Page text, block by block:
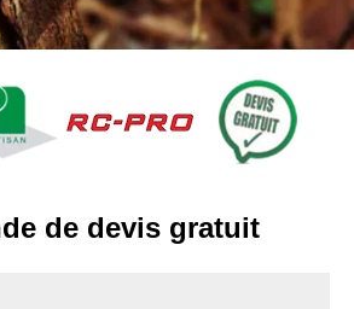
de devis gratuit